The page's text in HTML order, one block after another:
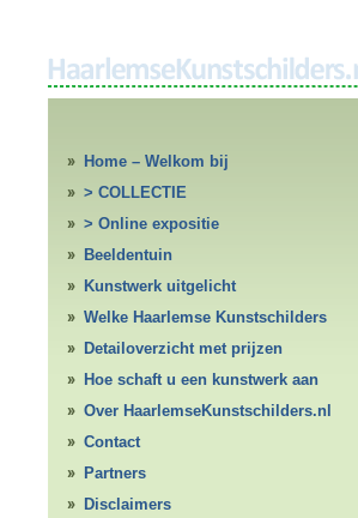
Home – Welkom bij
HaarlemseKunstschilders.nl
> COLLECTIE
> Online expositie
Beeldentuin
Kunstwerk uitgelicht
Welke Haarlemse Kunstschilders
Detailoverzicht met prijzen
Hoe schaft u een kunstwerk aan
Over HaarlemseKunstschilders.nl
Contact
Partners
Disclaimers